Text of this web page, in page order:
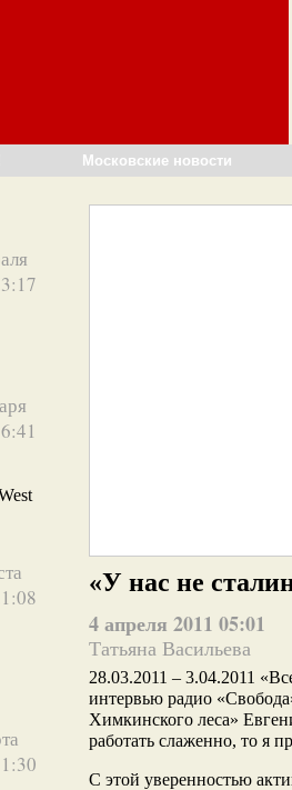
Московские новости
«У нас не
4 апреля 2011 05:01
Татьяна Васильева
28.03.2011 – 3.04.2011
интервью радио
Химкинского леса»
работать слаженно, то я
С этой уверенностью